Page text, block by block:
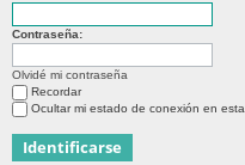
Contraseña:
Olvidé mi contraseña
Recordar
Ocultar mi estado de conexión en